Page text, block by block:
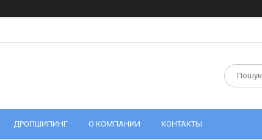
ДРОПШИПИНГ О КОМПАНИИ КОНТАКТЫ